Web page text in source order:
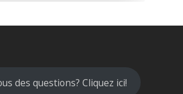
des questions? Cliquez ici!